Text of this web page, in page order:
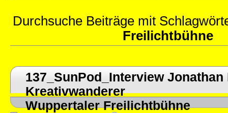
Durchsuche Beiträge mit
Freilichtbühne
137_SunPod_Interview Jonathan
Kreativwanderer
Wuppertaler Freilichtbühne